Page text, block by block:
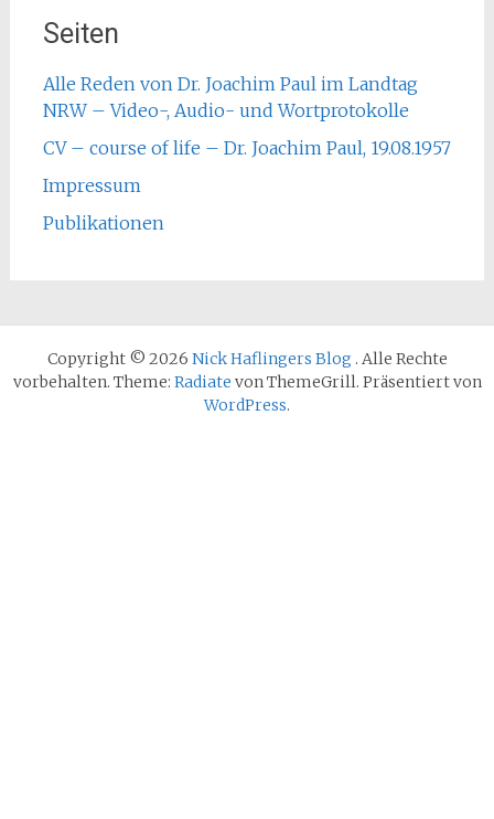
Seiten
Alle Reden von Dr. Joachim Paul im Landtag
NRW – Video-, Audio- und Wortprotokolle
CV – course of life – Dr. Joachim Paul, 19.08.1957
Impressum
Publikationen
Copyright © 2026 Nick Haflingers Blog . Alle Rechte
vorbehalten. Theme: Radiate von ThemeGrill. Präsentiert von
WordPress.